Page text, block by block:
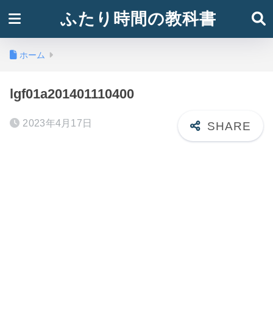
ふたり時間の教科書
ホーム
lgf01a201401110400
2023年4月17日